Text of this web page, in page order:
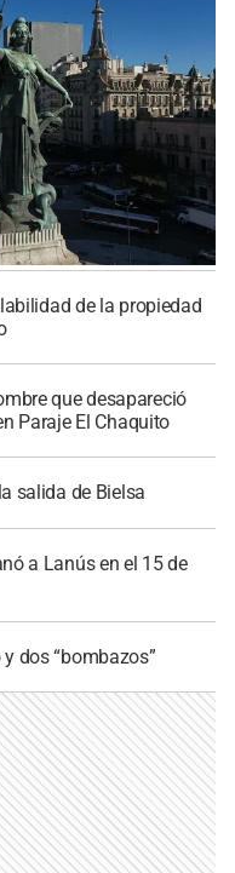
de la propiedad
que desapareció
Paraje El Chaquito
salida de Bielsa
a Lanús en el 15 de
dos “bombazos”